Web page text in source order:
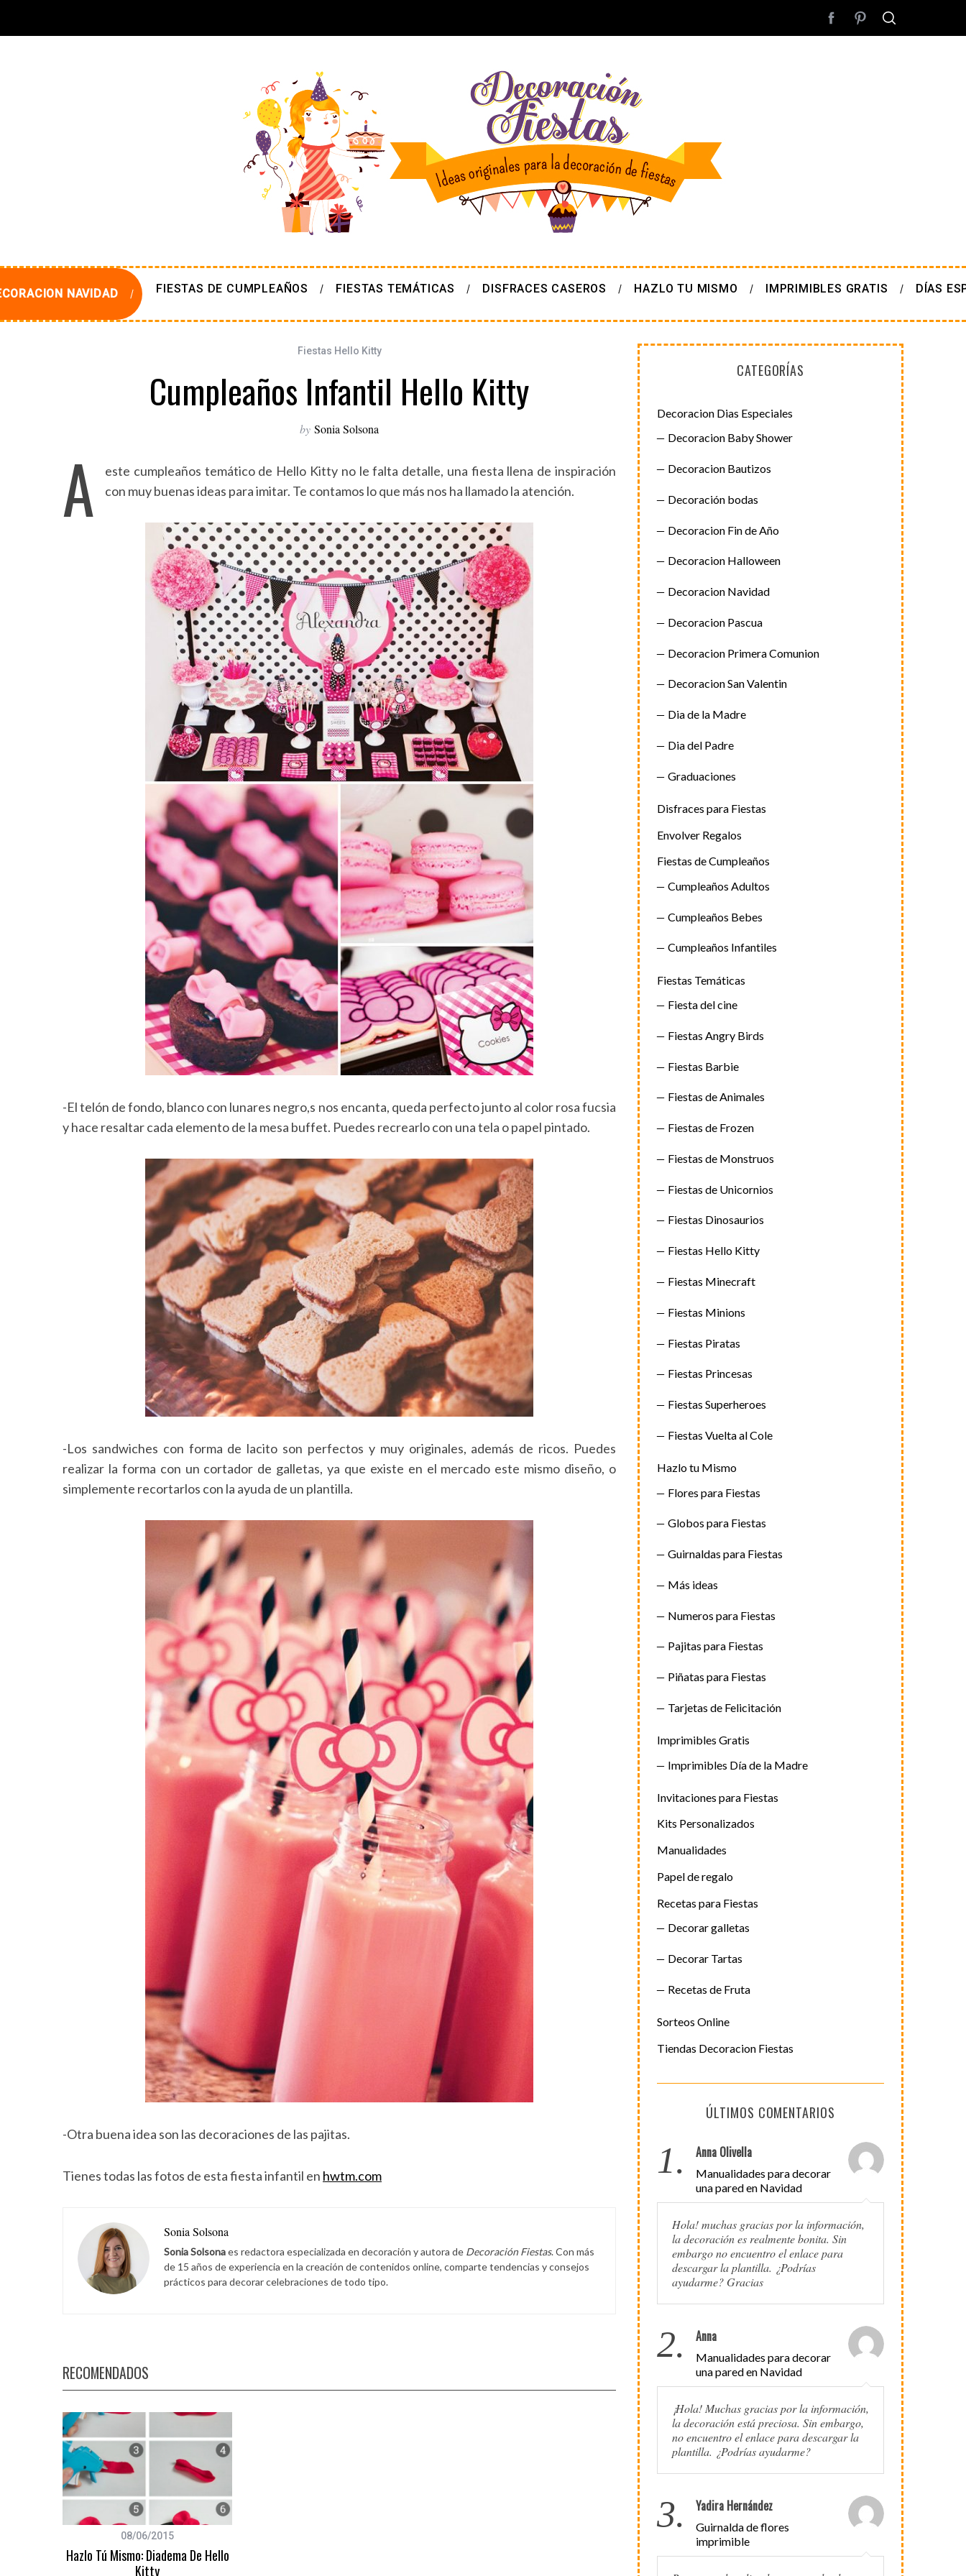
NAVIDAD FIESTAS DE CUMPLEAÑOS FIESTAS TEMÁTICAS DISFRACES CASEROS HAZLO TU MISMO IMPRIMIBLES GRATIS DÍAS
Fiestas Hello Kitty
Cumpleaños Infantil Hello Kitty
by Sonia Solsona
A
este cumpleaños temático de Hello Kitty no le falta detalle, una fiesta llena de inspiración
con muy buenas ideas para imitar. Te contamos lo que más nos ha llamado la atención.
-El telón de fondo, blanco con lunares negro,s nos encanta, queda perfecto junto al color rosa fucsia
y hace resaltar cada elemento de la mesa buffet. Puedes recrearlo con una tela o papel pintado.
-Los sandwiches con forma de lacito son perfectos y muy originales, además de ricos. Puedes
realizar la forma con un cortador de galletas, ya que existe en el mercado este mismo diseño, o
simplemente recortarlos con la ayuda de un plantilla.
-Otra buena idea son las decoraciones de las pajitas.
Tienes todas las fotos de esta fiesta infantil en hwtm.com
Sonia Solsona
Sonia Solsonaes redactora especializada en decoración y autora de Decoración Fiestas. Con más
de 15 años de experiencia en la creación de contenidos online, comparte tendencias y consejos
prácticos para decorar celebraciones de todo tipo.
RECOMENDADOS
08/06/2015
Hazlo Tú Mismo: Diadema De Hello
Kitty
CATEGORÍAS
Decoracion Dias Especiales
Decoracion Baby Shower
Decoracion Bautizos
Decoración bodas
Decoracion Fin de Año
Decoracion Halloween
Decoracion Navidad
Decoracion Pascua
Decoracion Primera Comunion
Decoracion San Valentin
Dia de la Madre
Dia del Padre
Graduaciones
Disfraces para Fiestas
Envolver Regalos
Fiestas de Cumpleaños
Cumpleaños Adultos
Cumpleaños Bebes
Cumpleaños Infantiles
Fiestas Temáticas
Fiesta del cine
Fiestas Angry Birds
Fiestas Barbie
Fiestas de Animales
Fiestas de Frozen
Fiestas de Monstruos
Fiestas de Unicornios
Fiestas Dinosaurios
Fiestas Hello Kitty
Fiestas Minecraft
Fiestas Minions
Fiestas Piratas
Fiestas Princesas
Fiestas Superheroes
Fiestas Vuelta al Cole
Hazlo tu Mismo
Flores para Fiestas
Globos para Fiestas
Guirnaldas para Fiestas
Más ideas
Numeros para Fiestas
Pajitas para Fiestas
Piñatas para Fiestas
Tarjetas de Felicitación
Imprimibles Gratis
Imprimibles Día de la Madre
Invitaciones para Fiestas
Kits Personalizados
Manualidades
Papel de regalo
Recetas para Fiestas
Decorar galletas
Decorar Tartas
Recetas de Fruta
Sorteos Online
Tiendas Decoracion Fiestas
ÚLTIMOS COMENTARIOS
1. Anna Olivella
Manualidades para decorar
una pared en Navidad
Hola! muchas gracias por la información,
la decoración es realmente bonita. Sin
embargo no encuentro el enlace para
descargar la plantilla. ¿Podrías
ayudarme? Gracias
2. Anna
Manualidades para decorar
una pared en Navidad
¡Hola! Muchas gracias por la información,
la decoración está preciosa. Sin embargo,
no encuentro el enlace para descargar la
plantilla. ¿Podrías ayudarme?
3. Yadira Hernández
Guirnalda de flores
imprimible
S
e
a
r
f
o
r